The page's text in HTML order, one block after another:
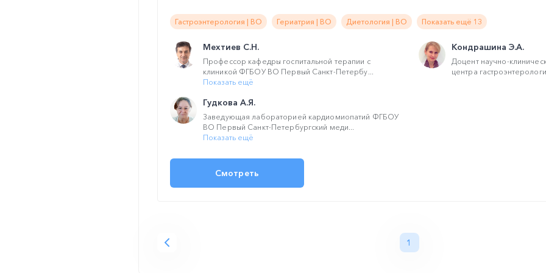
Гастроэнтерология | ВО Гериатрия | ВО Диетология | ВО Показать ещё 13
Мехтиев С.Н.
Профессор кафедры госпитальной терапии с
клиникой ФГБОУ ВО Первый Санкт-Петербу...
Показать ещё
Кондрашина Э.А.
Доцент научно-
центра
Гудкова А.Я.
Заведующая лабораторией кардиомиопатий ФГБОУ
ВО Первый Санкт-Петербургский меди...
Показать ещё
Смотреть
1